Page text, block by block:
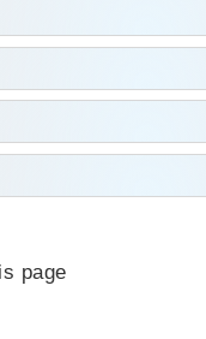
page